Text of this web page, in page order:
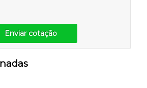
Enviar cotação